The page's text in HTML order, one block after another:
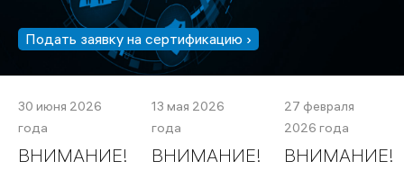
Подать заявку на сертификацию ›
30 июня 2026
года
ВНИМАНИЕ!
13 мая 2026
года
ВНИМАНИЕ!
27 февраля
2026 года
ВНИМАНИЕ!